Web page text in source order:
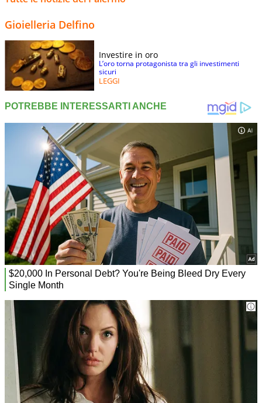
Gioielleria Delfino
Investire in oro
L’oro torna protagonista tra gli investimenti
sicuri
LEGGI